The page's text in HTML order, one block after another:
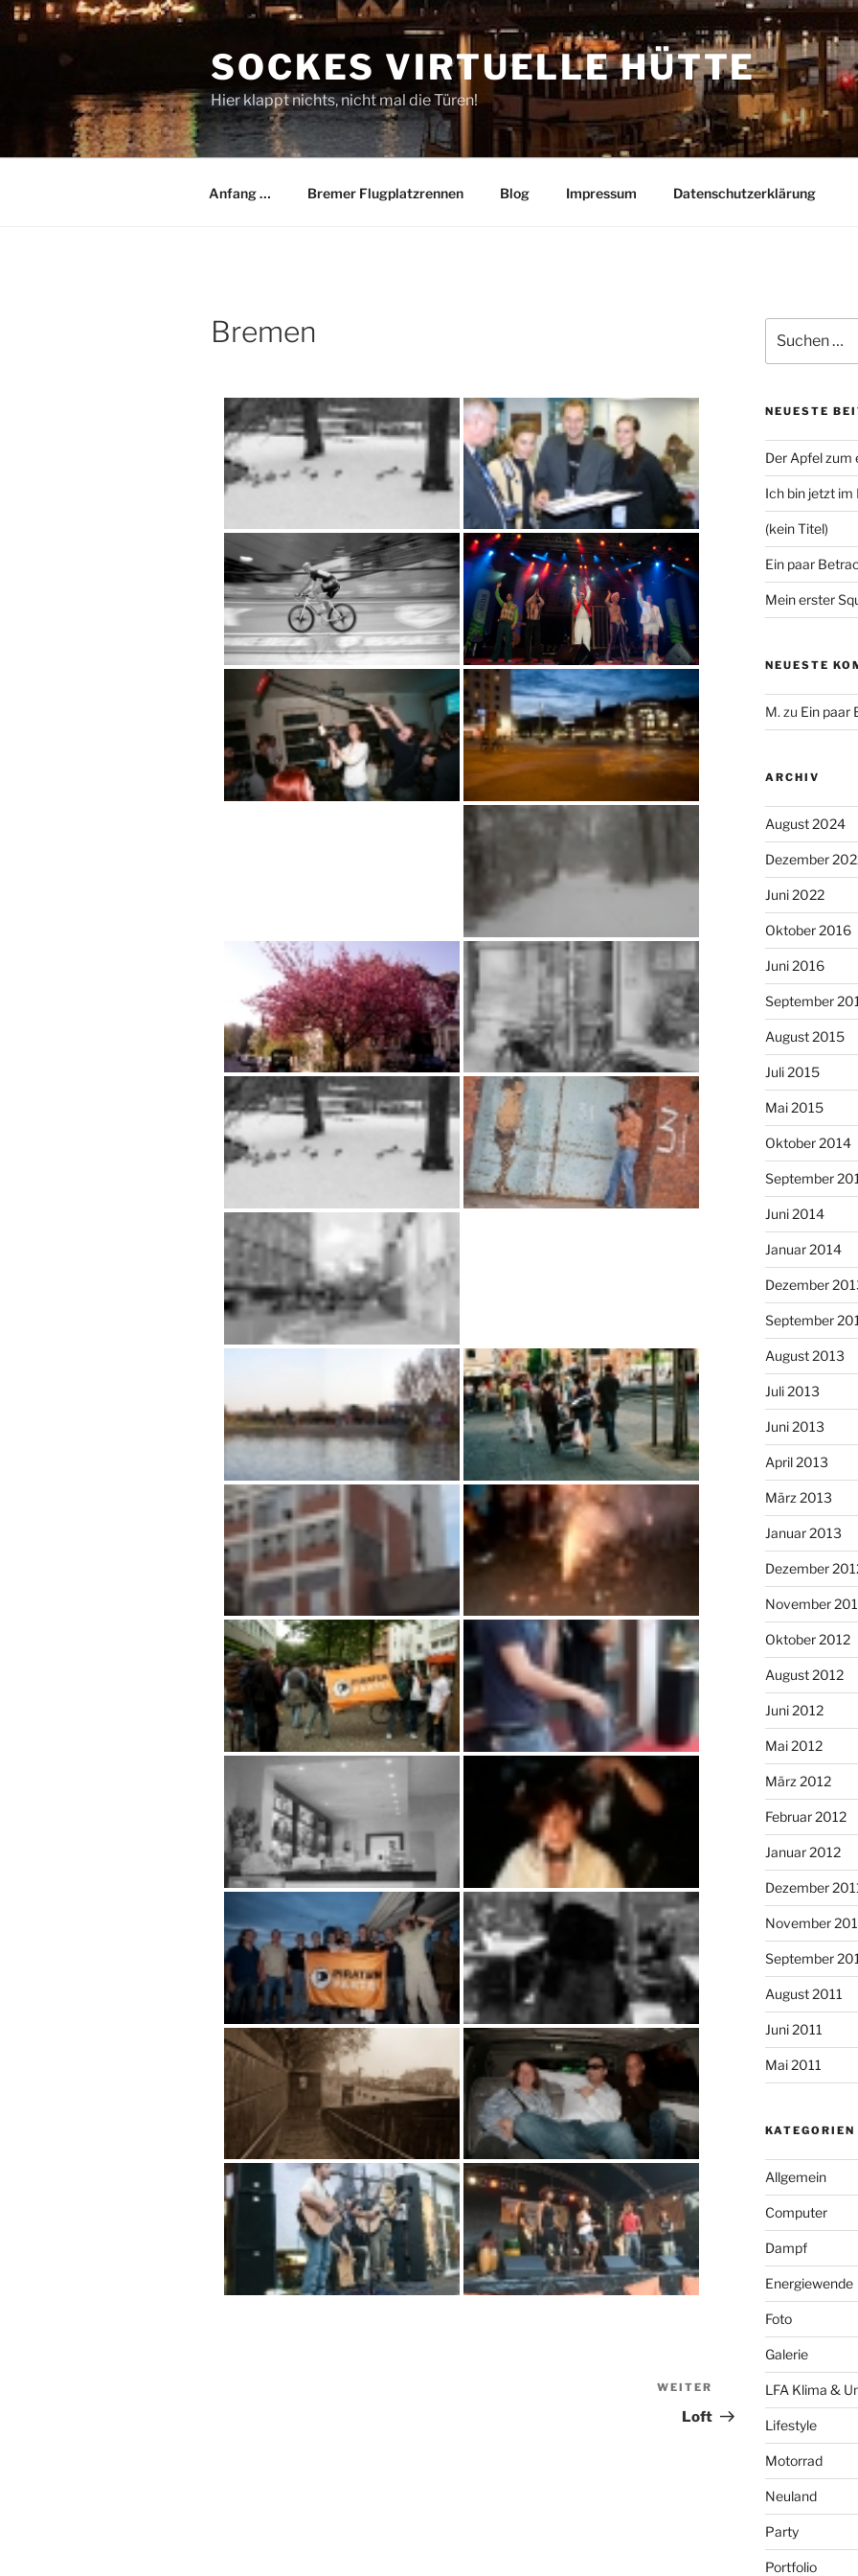
Zum
Inhalt
SOCKES VIRTUELLE HÜTTE
Hier klappt nichts, nicht mal die Türen!
Anfang … Bremer Flugplatzrennen Blog Impressum Datenschutzerklärung
Bremen
Nächster
Beitrag
WEITER
Loft
nach:
NEUESTE
Der Apfel zum
Ich bin jetzt im
(kein Titel)
Ein paar
Mein erster
NEUESTE
M. zu Ein paar
ARCHIV
August 2024
Dezember
Juni 2022
Oktober 2016
Juni 2016
September
August 2015
Juli 2015
Mai 2015
Oktober 2014
September
Juni 2014
Januar 2014
Dezember
September
August 2013
Juli 2013
Juni 2013
April 2013
März 2013
Januar 2013
Dezember
November
Oktober 2012
August 2012
Juni 2012
Mai 2012
März 2012
Februar 2012
Januar 2012
Dezember
November
September
August 2011
Juni 2011
Mai 2011
KATEGORIEN
Allgemein
Computer
Dampf
Energiewende
Foto
Galerie
LFA Klima &
Lifestyle
Motorrad
Neuland
Party
Portfolio